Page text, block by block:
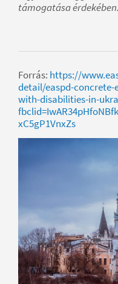
támogatása
Forrás: https://
detail/easpd-concrete-
with-disabilities-in-
xC5gP1VnxZs